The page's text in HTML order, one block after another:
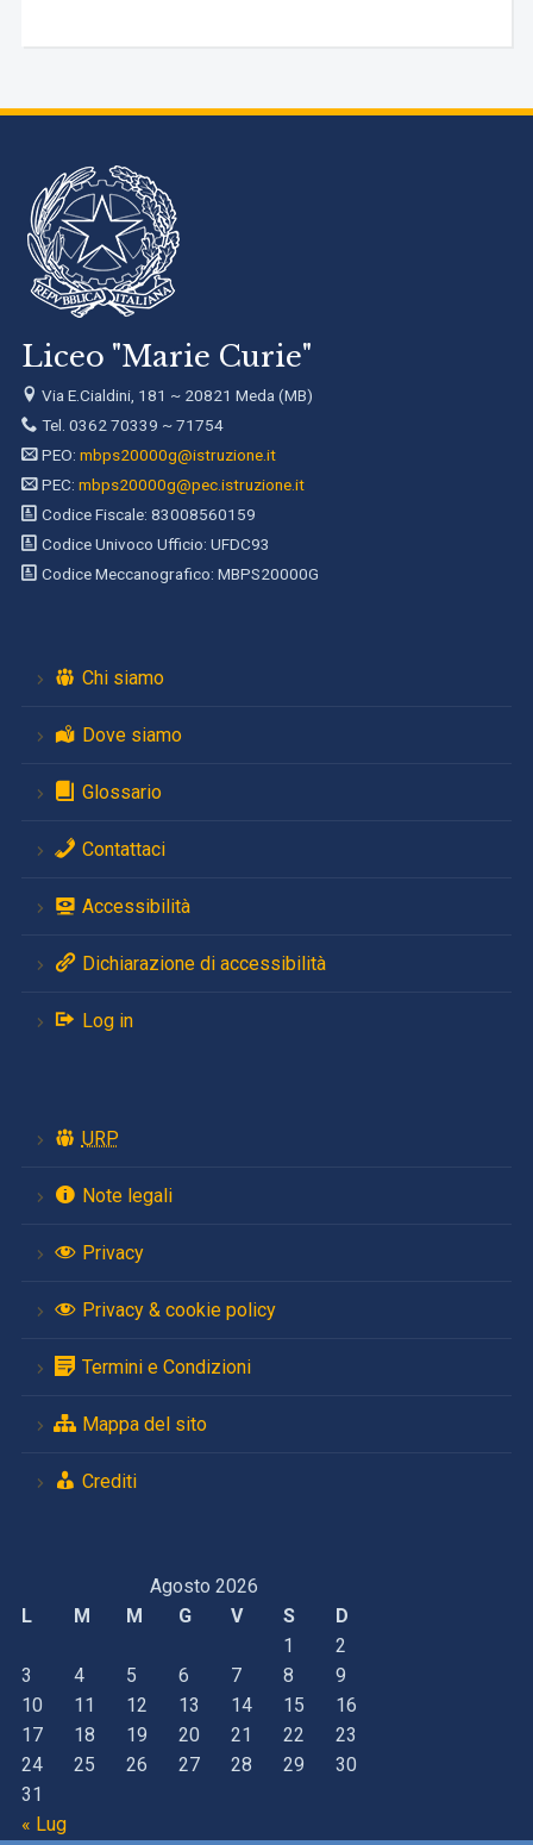
Liceo "Marie Curie"
Via E.Cialdini, 181 ~ 20821 Meda (MB)
Tel. 0362 70339 ~ 71754
PEO: mbps20000g@istruzione.it
PEC: mbps20000g@pec.istruzione.it
Codice Fiscale: 83008560159
Codice Univoco Ufficio: UFDC93
Codice Meccanografico: MBPS20000G
Chi siamo
Dove siamo
Glossario
Contattaci
Accessibilità
Dichiarazione di accessibilità
Log in
URP
Note legali
Privacy
Privacy & cookie policy
Termini e Condizioni
Mappa del sito
Crediti
Agosto 2026
L
M M G V S
D
1
2
3
4 5 6 7 8
9
10
11 12 13 14 15
16
17
18 19 20 21 22
23
24
25 26 27 28 29
30
31
« Lug